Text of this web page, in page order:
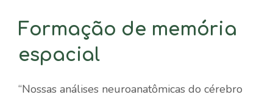
Formação de memória
espacial
“Nossas análises neuroanatômicas do cérebro